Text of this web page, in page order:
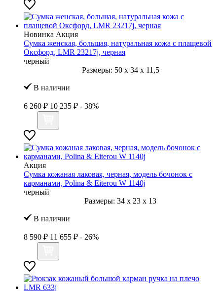
Новинка Акция
Сумка женская, большая, натуральная кожа с плащевой
Оксфорд, LMR 23217j, черная
черный
Размеры: 50 x 34 x 11,5
В наличии
6 260 ₽ 10 235 ₽ - 38%
Акция
Сумка кожаная лаковая, черная, модель бочонок с
карманами, Polina & Eiterou W 1140j
черный
Размеры: 34 x 23 x 13
В наличии
8 590 ₽ 11 655 ₽ - 26%